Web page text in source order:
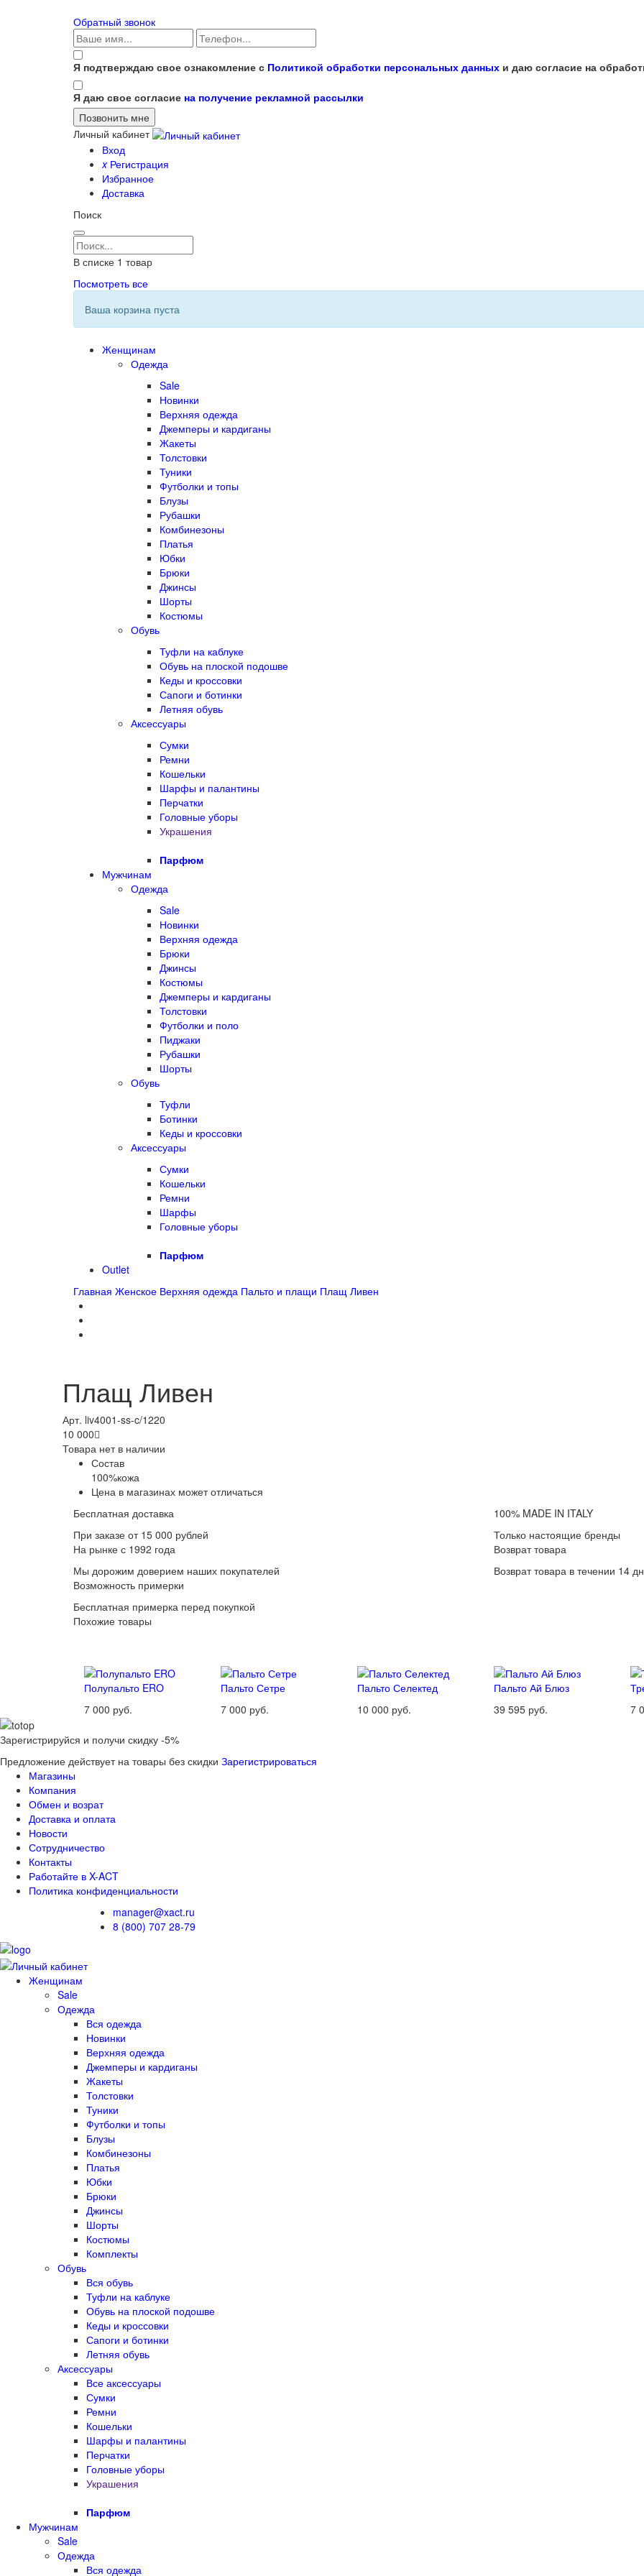
Обратный звонок
Я подтверждаю свое ознакомление с Политикой обработки персональных данных и даю согласие на
Я даю свое согласие на получение рекламной рассылки
Личный кабинет
Вход
xРегистрация
Избранное
Доставка
Поиск
В списке 1 товар
Посмотреть все
Ваша корзина пуста
Женщинам
Одежда
Sale
Новинки
Верхняя одежда
Джемперы и кардиганы
Жакеты
Толстовки
Туники
Футболки и топы
Блузы
Рубашки
Комбинезоны
Платья
Юбки
Брюки
Джинсы
Шорты
Костюмы
Обувь
Туфли на каблуке
Обувь на плоской подошве
Кеды и кроссовки
Сапоги и ботинки
Летняя обувь
Аксессуары
Сумки
Ремни
Кошельки
Шарфы и палантины
Перчатки
Головные уборы
Украшения
Парфюм
Мужчинам
Одежда
Sale
Новинки
Верхняя одежда
Брюки
Джинсы
Костюмы
Джемперы и кардиганы
Толстовки
Футболки и поло
Пиджаки
Рубашки
Шорты
Обувь
Туфли
Ботинки
Кеды и кроссовки
Аксессуары
Сумки
Кошельки
Ремни
Шарфы
Головные уборы
Парфюм
Outlet
Главная Женское Верхняя одежда Пальто и плащи Плащ Ливен
Плащ Ливен
Арт. liv4001-ss-c/1220
10 000
Товара нет в наличии
Состав
100%кожа
Цена в магазинах может отличаться
Бесплатная доставка
При заказе от 15 000 рублей
100% MADE IN ITALY
Только настоящие бренды
На рынке с 1992 года
Мы дорожим доверием наших покупателей
Возврат товара
Возврат товара в течении 14
Возможность примерки
Бесплатная примерка перед покупкой
Похожие товары
Полупальто ERO
7 000 руб.
Пальто Сетре
7 000 руб.
Пальто Селектед
10 000 руб.
Пальто Ай Блюз
39 595 руб.
7
Зарегистрируйся и получи скидку -5%
Предложение действует на товары без скидки Зарегистрироваться
Магазины
Компания
Обмен и возрат
Доставка и оплата
Новости
Сотрудничество
Контакты
Работайте в X-ACT
Политика конфиденциальности
manager@xact.ru
8 (800) 707 28-79
Женщинам
Sale
Одежда
Вся одежда
Новинки
Верхняя одежда
Джемперы и кардиганы
Жакеты
Толстовки
Туники
Футболки и топы
Блузы
Комбинезоны
Платья
Юбки
Брюки
Джинсы
Шорты
Костюмы
Комплекты
Обувь
Вся обувь
Туфли на каблуке
Обувь на плоской подошве
Кеды и кроссовки
Сапоги и ботинки
Летняя обувь
Аксессуары
Все аксессуары
Сумки
Ремни
Кошельки
Шарфы и палантины
Перчатки
Головные уборы
Украшения
Парфюм
Мужчинам
Sale
Одежда
Вся одежда